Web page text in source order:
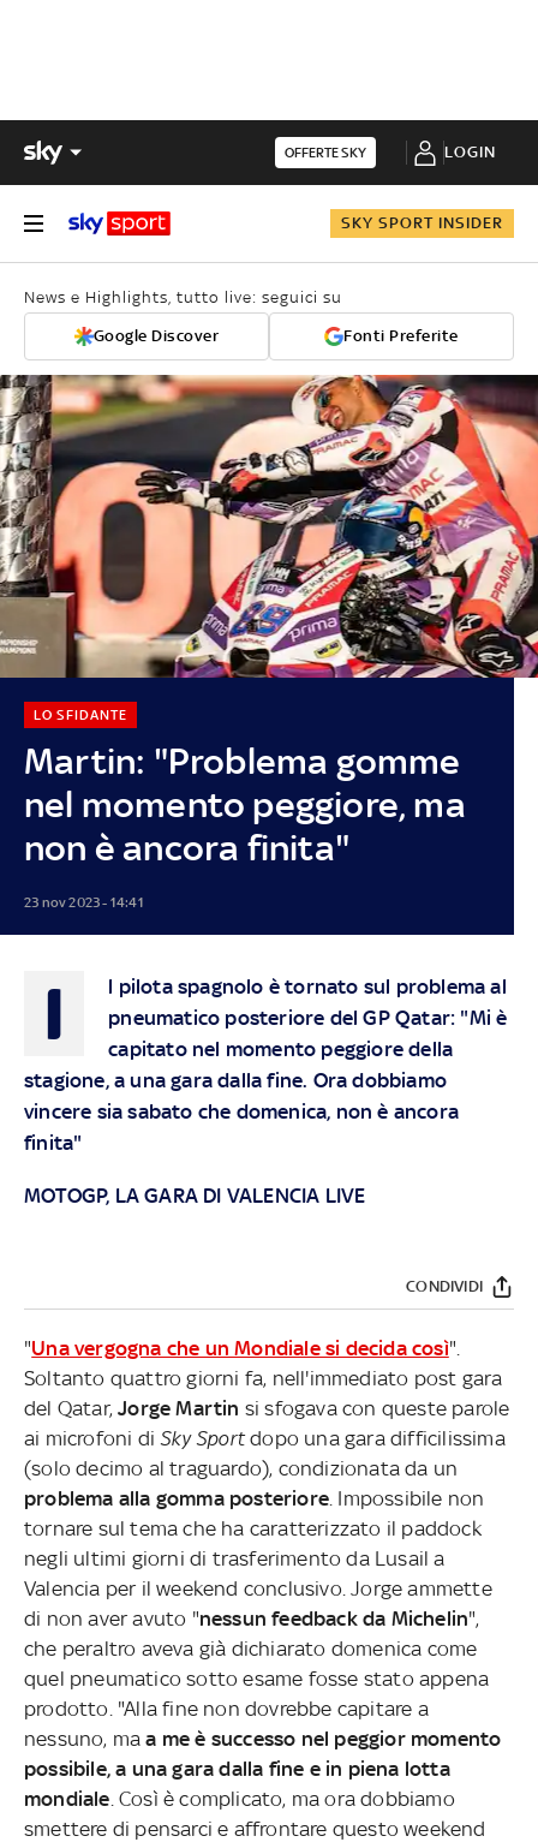
OFFERTE SKY LOGIN
SKY SPORT INSIDER
News e Highlights, tutto live: seguici su
Google Discover Fonti Preferite
Martin: "Problema gomme
nel momento peggiore, ma
non è ancora finita"
LO SFIDANTE
23 nov 2023 - 14:41
I
l pilota spagnolo è tornato sul problema al
pneumatico posteriore del GP Qatar: "Mi è
capitato nel momento peggiore della
stagione, a una gara dalla fine. Ora dobbiamo
vincere sia sabato che domenica, non è ancora
finita"
MOTOGP, LA GARA DI VALENCIA LIVE
CONDIVIDI
"Una vergogna che un Mondiale si decida così".
Soltanto quattro giorni fa, nell'immediato post gara
del Qatar, Jorge Martin si sfogava con queste parole
ai microfoni diSky Sportdopo una gara difficilissima
(solo decimo al traguardo), condizionata da un
problema alla gomma posteriore . Impossibile non
tornare sul tema che ha caratterizzato il paddock
negli ultimi giorni di trasferimento da Lusail a
Valencia per il weekend conclusivo. Jorge ammette
di non aver avuto "nessun feedback da Michelin",
che peraltro aveva già dichiarato domenica come
quel pneumatico sotto esame fosse stato appena
prodotto. "Alla fine non dovrebbe capitare a
nessuno, maa me è successo nel peggior momento
possibile, a una gara dalla fine e in piena lotta
mondiale . Così è complicato, ma ora dobbiamo
smettere di pensarci e affrontare questo weekend